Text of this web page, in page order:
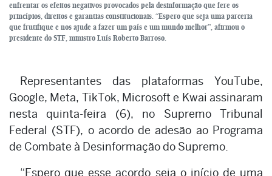
enfrentar os efeitos negativos provocados pela desinformação que fere os
princípios, direitos e garantias constitucionais. “Espero que seja uma parceria
que frutifique e nos ajude a fazer um país e um mundo melhor”, afirmou o
presidente do STF, ministro Luís Roberto Barroso.
Representantes das plataformas YouTube,
Google, Meta, TikTok, Microsoft e Kwai assinaram
nesta quinta-feira (6), no Supremo Tribunal
Federal (STF), o acordo de adesão ao Programa
de Combate à Desinformação do Supremo.
“Espero que esse acordo seja o início de uma